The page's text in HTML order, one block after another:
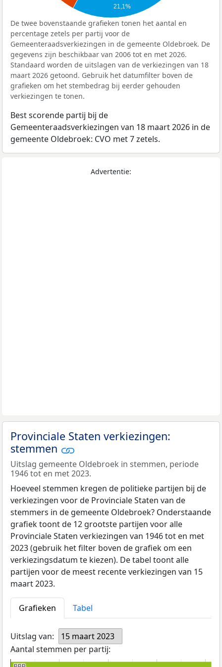
21,1%
De twee bovenstaande grafieken tonen het aantal en
percentage zetels per partij voor de
Gemeenteraadsverkiezingen in de gemeente Oldebroek. De
gegevens zijn beschikbaar van 2006 tot en met 2026.
Standaard worden de uitslagen van de verkiezingen van 18
maart 2026 getoond. Gebruik het datumfilter boven de
grafieken om het stembedrag bij eerder gehouden
verkiezingen te tonen.
Best scorende partij bij de
Gemeenteraadsverkiezingen van 18 maart 2026 in de
gemeente Oldebroek: CVO met 7 zetels.
Advertentie:
Provinciale Staten verkiezingen:
stemmen
Uitslag gemeente Oldebroek in stemmen, periode
1946 tot en met 2023.
Hoeveel stemmen kregen de politieke partijen bij de
verkiezingen voor de Provinciale Staten van de
stemmers in de gemeente Oldebroek? Onderstaande
grafiek toont de 12 grootste partijen voor alle
Provinciale Staten verkiezingen van 1946 tot en met
2023 (gebruik het filter boven de grafiek om een
verkiezingsdatum te kiezen). De tabel toont alle
partijen voor de meest recente verkiezingen van 15
maart 2023.
Grafieken Tabel
Uitslag van:
15 maart 2023
Aantal stemmen per partij: